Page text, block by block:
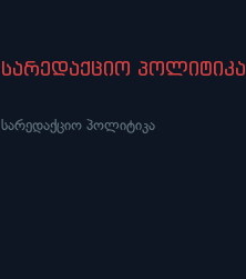
სარედაქციო პოლიტიკა
სარედაქციო პოლიტიკა